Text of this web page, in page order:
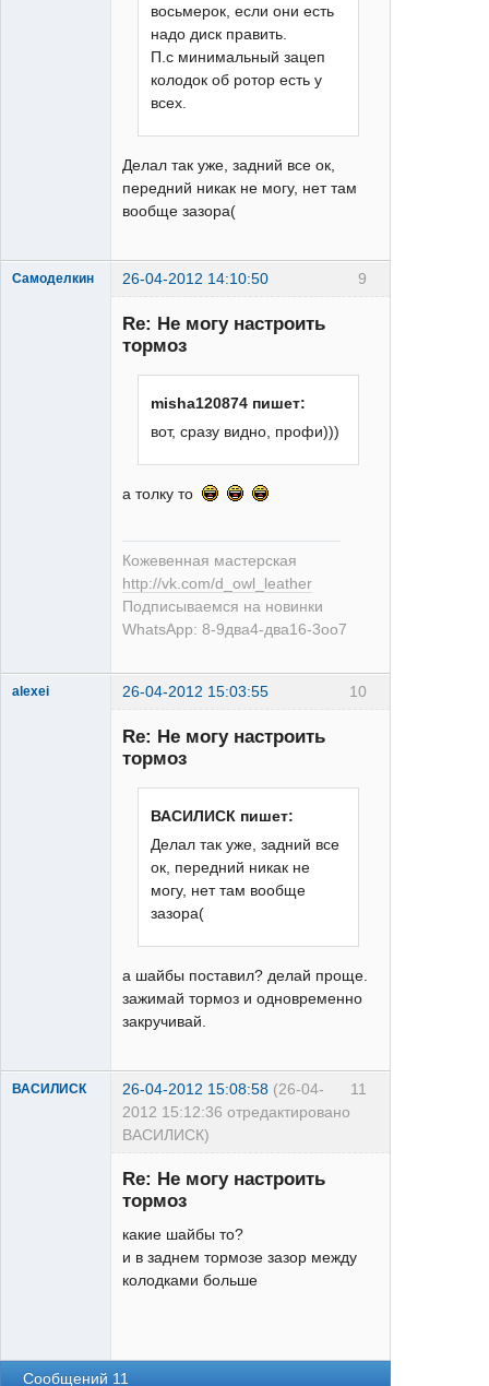
восьмерок, если они есть
надо диск править.
П.с минимальный зацеп
колодок об ротор есть у
всех.
Делал так уже, задний все ок,
передний никак не могу, нет там
вообще зазора(
9
Самоделкин 26-04-2012 14:10:50
Re: Не могу настроить
тормоз
misha120874 пишет:
вот, сразу видно, профи)))
а толку то
Кожевенная мастерская
http://vk.com/d_owl_leather
Подписываемся на новинки
WhatsApp: 8-9два4-два16-3оо7
10
alexei 26-04-2012 15:03:55
Re: Не могу настроить
тормоз
ВАСИЛИСК пишет:
Делал так уже, задний все
ок, передний никак не
могу, нет там вообще
зазора(
а шайбы поставил? делай проще.
зажимай тормоз и одновременно
закручивай.
11
ВАСИЛИСК 26-04-2012 15:08:58 (26-04-
2012 15:12:36 отредактировано
ВАСИЛИСК)
Re: Не могу настроить
тормоз
какие шайбы то?
и в заднем тормозе зазор между
колодками больше
Сообщений 11